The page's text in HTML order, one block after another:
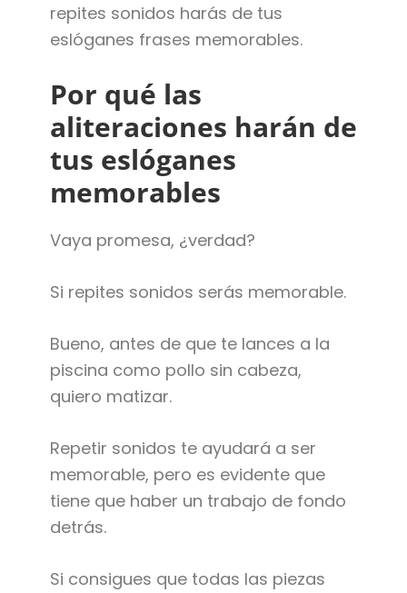
repites sonidos harás de tus
eslóganes frases memorables.
Por qué las
aliteraciones harán de
tus eslóganes
memorables
Vaya promesa, ¿verdad?
Si repites sonidos serás memorable.
Bueno, antes de que te lances a la
piscina como pollo sin cabeza,
quiero matizar.
Repetir sonidos te ayudará a ser
memorable, pero es evidente que
tiene que haber un trabajo de fondo
detrás.
Si consigues que todas las piezas